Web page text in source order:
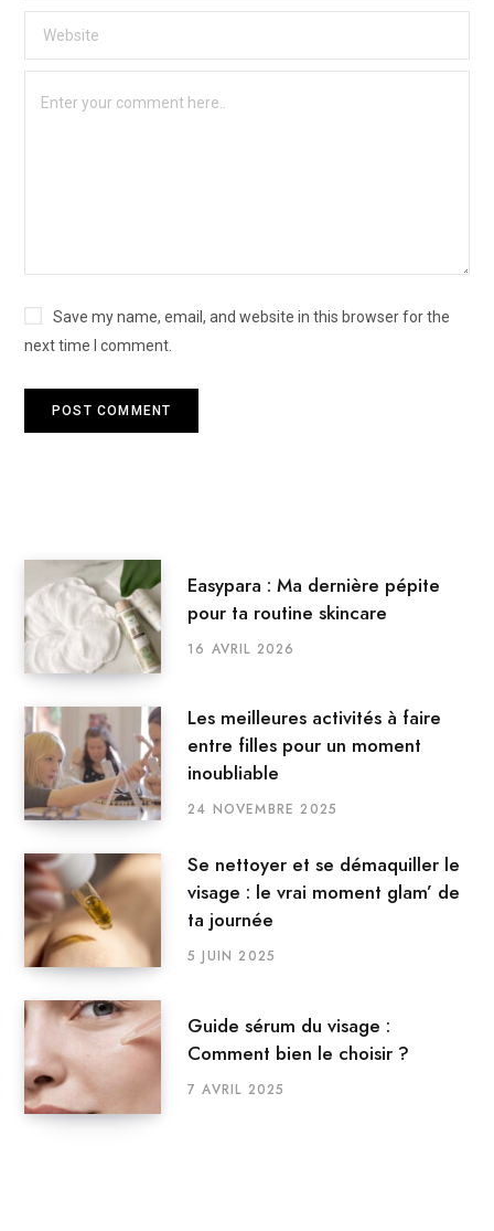
Save my name, email, and website in this browser for the
next time I comment.
Easypara : Ma dernière pépite
pour ta routine skincare
16 AVRIL 2026
Les meilleures activités à faire
entre filles pour un moment
inoubliable
24 NOVEMBRE 2025
Se nettoyer et se démaquiller le
visage : le vrai moment glam’ de
ta journée
5 JUIN 2025
Guide sérum du visage :
Comment bien le choisir ?
7 AVRIL 2025